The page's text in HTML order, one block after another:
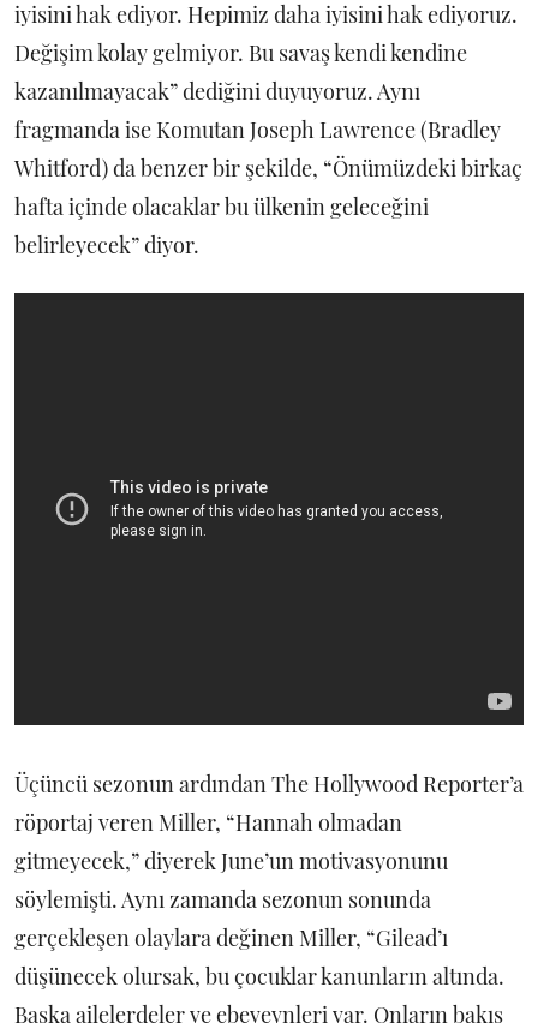
iyisini hak ediyor. Hepimiz daha iyisini hak ediyoruz.
Değişim kolay gelmiyor. Bu savaş kendi kendine
kazanılmayacak” dediğini duyuyoruz. Aynı
fragmanda ise Komutan Joseph Lawrence (Bradley
Whitford) da benzer bir şekilde, “Önümüzdeki birkaç
hafta içinde olacaklar bu ülkenin geleceğini
belirleyecek” diyor.
Üçüncü sezonun ardından The Hollywood Reporter’a
röportaj veren Miller, “Hannah olmadan
gitmeyecek,” diyerek June’un motivasyonunu
söylemişti. Aynı zamanda sezonun sonunda
gerçekleşen olaylara değinen Miller, “Gilead’ı
düşünecek olursak, bu çocuklar kanunların altında.
Başka ailelerdeler ve ebeveynleri var. Onların bakış